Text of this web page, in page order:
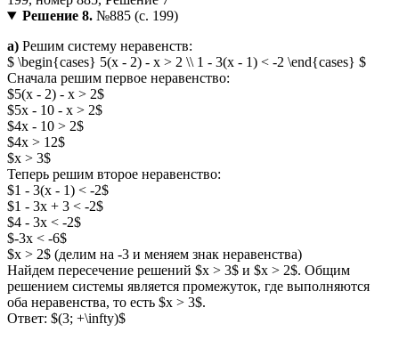
Решение 8.№885 (с. 199)
а) Решим систему неравенств:
$ \begin{cases} 5(x - 2) - x > 2 \\ 1 - 3(x - 1) < -2 \end{cases} $
Сначала решим первое неравенство:
$5(x - 2) - x > 2$
$5x - 10 - x > 2$
$4x - 10 > 2$
$4x > 12$
$x > 3$
Теперь решим второе неравенство:
$1 - 3(x - 1) < -2$
$1 - 3x + 3 < -2$
$4 - 3x < -2$
$-3x < -6$
$x > 2$ (делим на -3 и меняем знак неравенства)
Найдем пересечение решений $x > 3$ и $x > 2$. Общим
решением системы является промежуток, где выполняются
оба неравенства, то есть $x > 3$.
Ответ: $(3; +\infty)$